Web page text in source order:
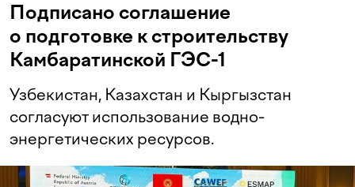
Подписано соглашение
о подготовке к строительству
Камбаратинской ГЭС-1
Узбекистан, Казахстан и Кыргызстан
согласуют использование водно-
энергетических ресурсов.